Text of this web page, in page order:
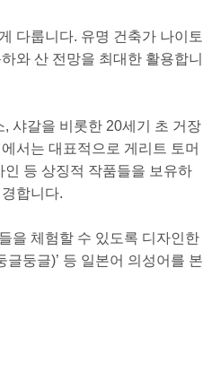
다룹니다. 유명 건축가 나이토
와 산 전망을 최대한 활용합니
샤갈을 비롯한 20세기 초 거장
서는 대표적으로 게리트 토머
등 상징적 작품들을 보유하
합니다.
을 체험할 수 있도록 디자인한
글둥글)’ 등 일본어 의성어를 본